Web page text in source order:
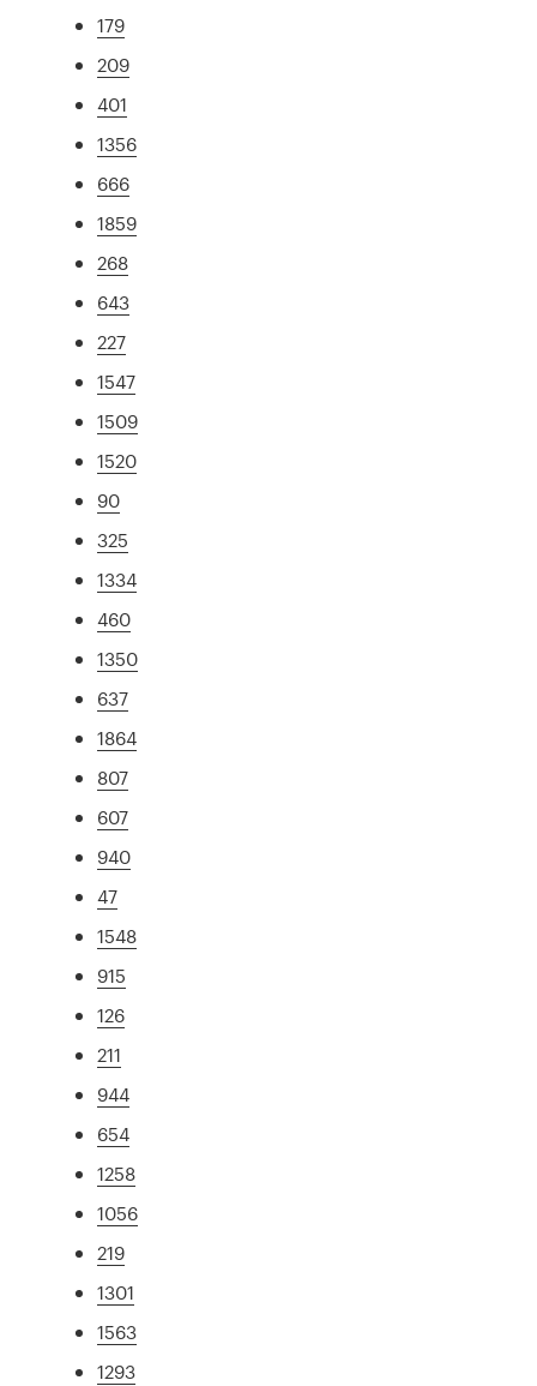
179
209
401
1356
666
1859
268
643
227
1547
1509
1520
90
325
1334
460
1350
637
1864
807
607
940
47
1548
915
126
211
944
654
1258
1056
219
1301
1563
1293